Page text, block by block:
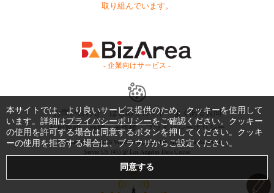
取り組んでいます。
- 企業向けサービス -
お問い合わせ はじめてガイド
よくある質問
利用規約
商標・著作権 プライバシーポリシー
Copyright © 1999-2026 Vivid Navigation, Inc. All Rights Reserved.
Server US (45) @ Los Angeles Data Center
本サイトでは、より良いサービス提供のため、クッキーを使用して
います。詳細はプライバシーポリシーをご確認ください。クッキー
の使用を許可する場合は同意するボタンを押してください。クッキ
ーの使用を拒否する場合は、ブラウザからご設定ください。